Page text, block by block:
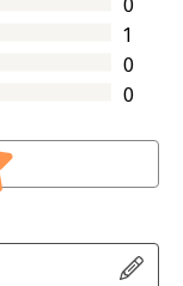
0
1
0
0